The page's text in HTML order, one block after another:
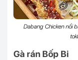
Dabang Chicken nổi
Gà rán Bốp Bi